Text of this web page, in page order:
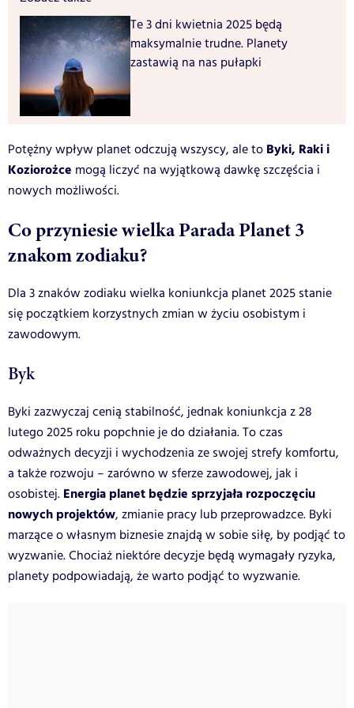
Te 3 dni kwietnia 2025 będą
maksymalnie trudne. Planety
zastawią na nas pułapki
Potężny wpływ planet odczują wszyscy, ale to Byki, Raki i
Koziorożce mogą liczyć na wyjątkową dawkę szczęścia i
nowych możliwości.
Co przyniesie wielka Parada Planet 3
znakom zodiaku?
Dla 3 znaków zodiaku wielka koniunkcja planet 2025 stanie
się początkiem korzystnych zmian w życiu osobistym i
zawodowym.
Byk
Byki zazwyczaj cenią stabilność, jednak koniunkcja z 28
lutego 2025 roku popchnie je do działania. To czas
odważnych decyzji i wychodzenia ze swojej strefy komfortu,
a także rozwoju – zarówno w sferze zawodowej, jak i
osobistej. Energia planet będzie sprzyjała rozpoczęciu
nowych projektów, zmianie pracy lub przeprowadzce. Byki
marzące o własnym biznesie znajdą w sobie siłę, by podjąć to
wyzwanie. Chociaż niektóre decyzje będą wymagały ryzyka,
planety podpowiadają, że warto podjąć to wyzwanie.